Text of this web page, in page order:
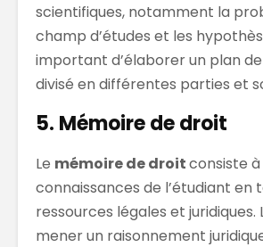
scientifiques, notamment la
champ d’études et les
important d’élaborer un plan
divisé en différentes parties et
5. Mémoire de droit
Le mémoire de droitconsiste
connaissances de l’étudiant en
ressources légales et juridiques.
mener un raisonnement